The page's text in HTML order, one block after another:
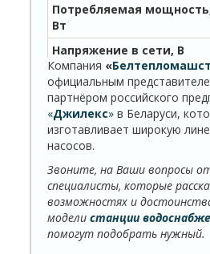
Потребляемая
Вт
Напряжение в сети, В
Длина электрокабеля, м
Степень защиты, IP
Максимальная глубина
всасывания, м.
Температура
перекачиваемой воды,
Присоединительный
размер, дюйм
Компания «
официальным
партнёром российского
«Джилекс» в Беларуси,
изготавливает широкую
насосов.
Звоните, на Ваши вопросы
специалисты, которые
возможностях и
моделистанции
помогут подобрать нужный.